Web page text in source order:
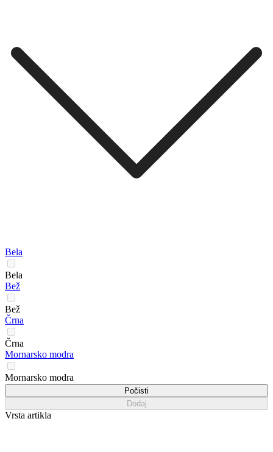
Bela
Bela
Bež
Bež
Črna
Črna
Mornarsko modra
Mornarsko modra
Počisti
Dodaj
Vrsta artikla